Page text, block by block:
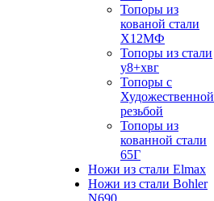
Топоры из
кованой стали
Х12МФ
Топоры из стали
у8+хвг
Топоры с
Художественной
резьбой
Топоры из
кованной стали
65Г
Ножи из стали Elmax
Ножи из стали Bohler
N690